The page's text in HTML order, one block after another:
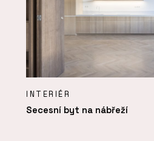
INTERIÉR
Secesní byt na nábřeží